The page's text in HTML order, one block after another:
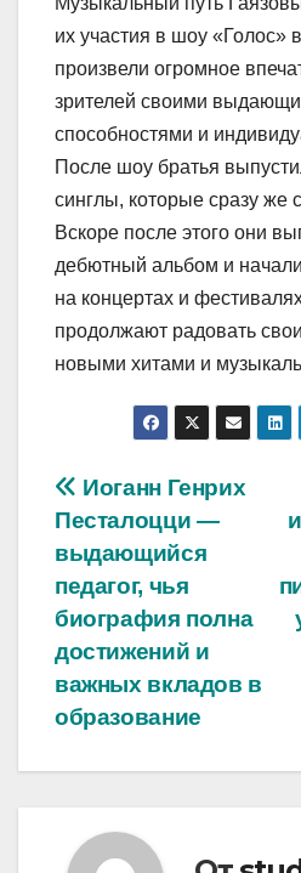
их участия в шоу «Голос»
произвели огромное
зрителей своими
способностями и
После шоу братья
синглы, которые сразу же
Вскоре после этого они
дебютный альбом и
на концертах и
продолжают радовать
новыми хитами и
Навигация
по
записям
Иоганн Генрих
Песталоцци —
выдающийся
педагог, чья
биография полна
достижений и
важных вкладов в
образование